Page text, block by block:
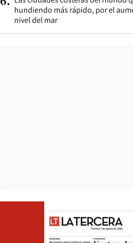
hundiendo más rápido, por el
nivel del mar